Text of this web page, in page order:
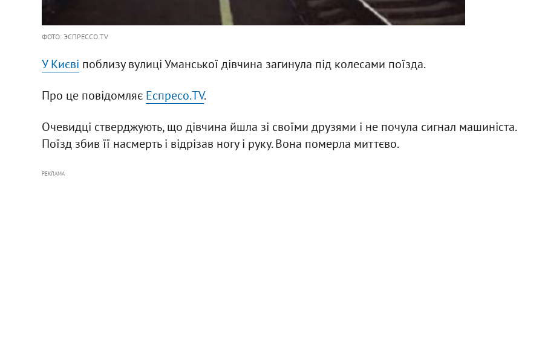
ФОТО: ЭСПРЕССО.TV
У Києві поблизу вулиці Уманської дівчина загинула під колесами поїзда.
Про це повідомляє Еспресо.TV.
Очевидці стверджують, що дівчина йшла зі своїми друзями і не почула сигнал машиніста.
Поїзд збив її насмерть і відрізав ногу і руку. Вона померла миттєво.
РЕКЛАМА